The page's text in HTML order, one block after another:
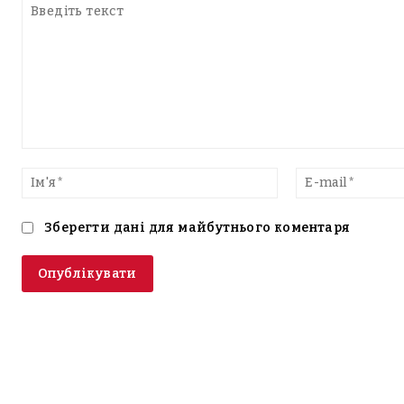
текст
Ім'я*
Зберегти дані для майбутнього коментаря